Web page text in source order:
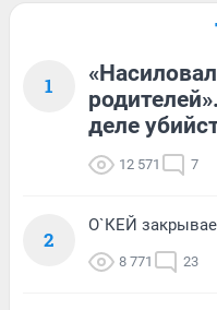
1
деле
12 571 7
2
О`КЕЙ
8 771 23